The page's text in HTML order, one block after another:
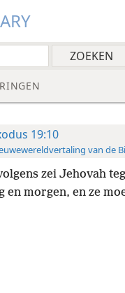
19:10
van de
zei Jehovah
en morgen, en ze